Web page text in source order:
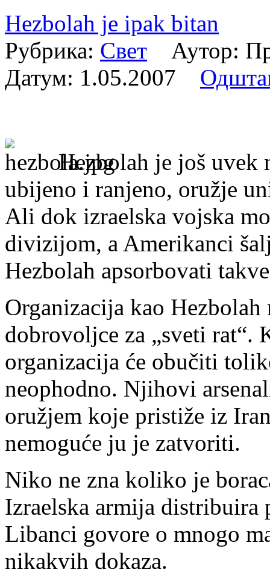
Hezbolah je ipak bitan
Рубрика: Свет Аутор:
Датум: 1.05.2007
Hezbolah je još uvek
ubijeno i ranjeno, oružje
Ali dok izraelska vojska
divizijom, a Amerikanci
Hezbolah apsorbovati
Organizacija kao
dobrovoljce za „sveti
organizacija će obučiti
neophodno. Njihovi
oružjem koje pristiže iz
nemoguće ju je zatvoriti.
Niko ne zna koliko je
Izraelska armija distribuira
Libanci govore o mnogo
nikakvih dokaza.